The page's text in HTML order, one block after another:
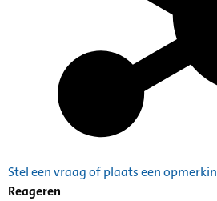
Stel een vraag of plaats een
Reageren